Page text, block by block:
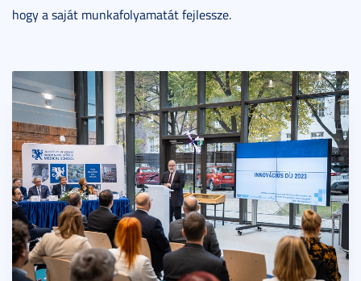
hogy a saját munkafolyamatát fejlessze.